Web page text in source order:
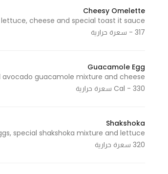
Cheesy Omelette
- 317 سعرة حرارية
Guacamole Egg
Cal - 330 سعرة حرارية
Shakshoka
320 سعرة حرارية
Experience
In order for
as well as
refuse
these
cookies,